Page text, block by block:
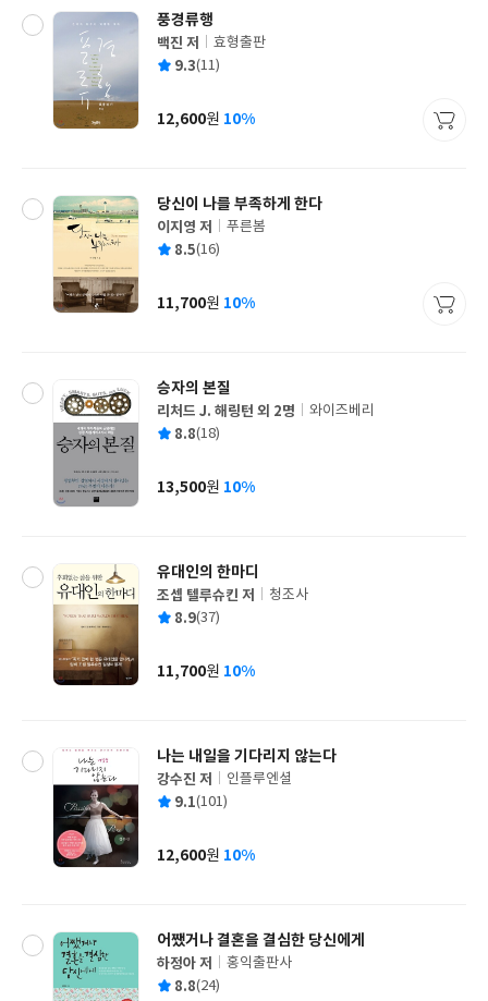
풍경류행
글
쓴
백진 저
출
사
효형출판
평 9.3(11)
가
12,600원 10%
당신이 나를 부족하게 한다
글
쓴
이지영 저
출
사
푸른봄
평 8.5(16)
가
11,700원 10%
승자의 본질
글
쓴
리처드 J. 해링턴 외 2명
출
사
와이즈베리
평 8.8(18)
가
13,500원 10%
유대인의 한마디
글
쓴
조셉 텔루슈킨 저
출
사
청조사
평 8.9(37)
가
11,700원 10%
나는 내일을 기다리지 않는다
글
쓴
강수진 저
출
사
인플루엔셜
평 9.1(101)
가
12,600원 10%
어쨌거나 결혼을 결심한 당신에게
글
쓴
하정아 저
출
홍익출판사
평 8.8(24)